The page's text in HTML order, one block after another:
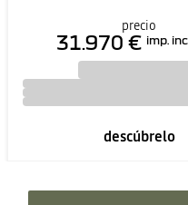
precio
31.970 € imp.
descúbrelo